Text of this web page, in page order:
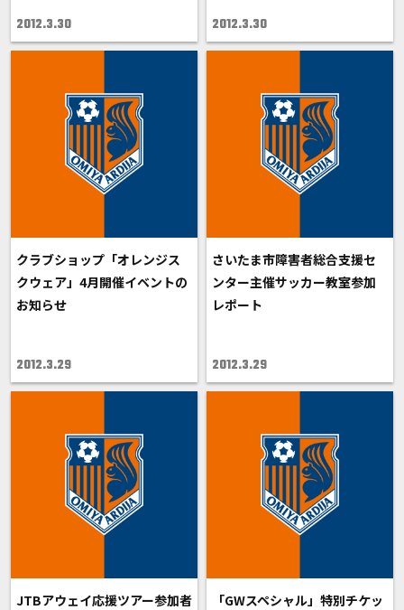
2012.3.30 2012.3.30
クラブショップ「オレンジス
クウェア」4月開催イベントの
お知らせ
2012.3.29
さいたま市障害者総合支援セ
ンター主催サッカー教室参加
レポート
2012.3.29
JTBアウェイ応援ツアー参加者
「GWスペシャル」特別チケッ